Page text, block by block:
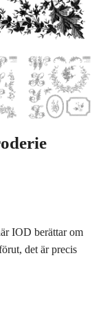
IOD berättar om
det är precis